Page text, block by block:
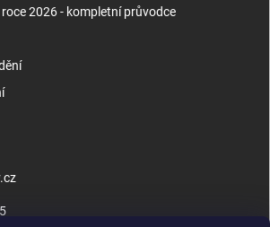
2026 - kompletní průvodce